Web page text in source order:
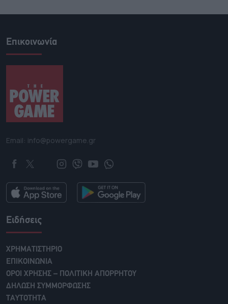
Επικοινωνία
Email: info@powergame.gr
Ειδήσεις
ΧΡΗΜΑΤΙΣΤΗΡΙΟ
ΕΠΙΚΟΙΝΩΝΙΑ
ΟΡΟΙ ΧΡΗΣΗΣ – ΠΟΛΙΤΙΚΗ ΑΠΟΡΡΗΤΟΥ
ΔΗΛΩΣΗ ΣΥΜΜΟΡΦΩΣΗΣ
ΤΑΥΤΟΤΗΤΑ